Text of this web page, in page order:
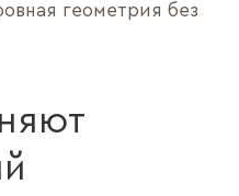
геометрия без